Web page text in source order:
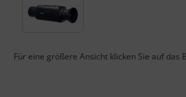
Für eine größere Ansicht klicken Sie auf das